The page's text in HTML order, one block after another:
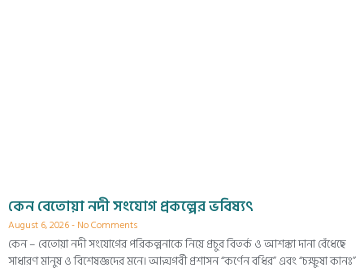
কেন বেতোয়া নদী সংযোগ প্রকল্পের ভবিষ্যৎ
August 6, 2026 No Comments
কেন – বেতোয়া নদী সংযোগের পরিকল্পনাকে নিয়ে প্রচুর বিতর্ক ও আশঙ্কা দানা বেঁধেছে
সাধারণ মানুষ ও বিশেষজ্ঞদের মনে। আত্মগর্বী প্রশাসন “কর্ণেন বধির” এবং “চক্ষুষা কানঃ”